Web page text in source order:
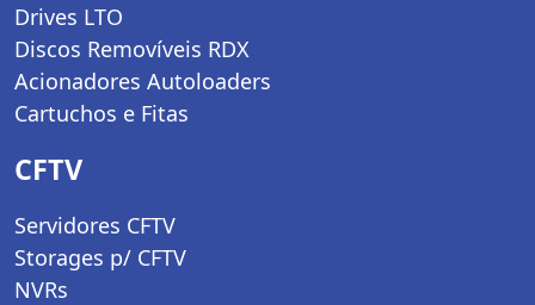
Drives LTO
Discos Removíveis RDX
Acionadores Autoloaders
Cartuchos e Fitas
CFTV
Servidores CFTV
Storages p/ CFTV
NVRs